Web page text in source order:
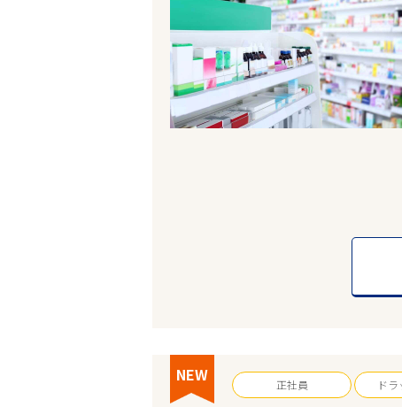
JR岩徳線
駅を選ぶ
NEW 正社員 ド